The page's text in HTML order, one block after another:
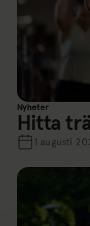
Nyheter
Hitta
1 augusti